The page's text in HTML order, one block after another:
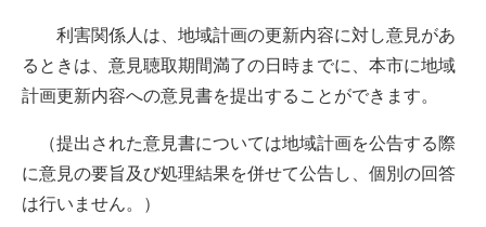
利害関係人は、地域計画の更新内容に対し意見があ
るときは、意見聴取期間満了の日時までに、本市に地域
計画更新内容への意見書を提出することができます。
（提出された意見書については地域計画を公告する際
に意見の要旨及び処理結果を併せて公告し、個別の回答
は行いません。）